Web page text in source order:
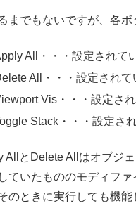
までもないですが、各ボ
All・・・設定されて
All・・・設定されて
Vis・・・設定さ
Stack・・・設定さ
とDelete Allはオブジ
ていたもののモディフ
のときに実行しても機能